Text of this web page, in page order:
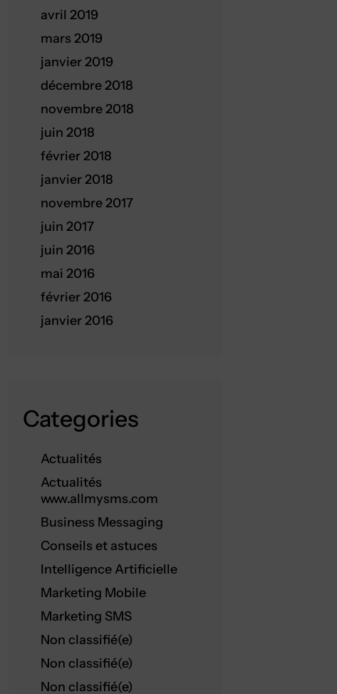
avril 2019
mars 2019
janvier 2019
décembre 2018
novembre 2018
juin 2018
février 2018
janvier 2018
novembre 2017
juin 2017
juin 2016
mai 2016
février 2016
janvier 2016
Categories
Actualités
Actualités
www.allmysms.com
Business Messaging
Conseils et astuces
Intelligence Artificielle
Marketing Mobile
Marketing SMS
Non classifié(e)
Non classifié(e)
Non classifié(e)